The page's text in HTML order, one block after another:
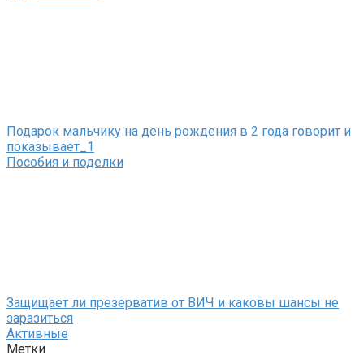
Подарок мальчику на день рождения в 2 года говорит и
показывает_1
Пособия и поделки
Защищает ли презерватив от ВИЧ и каковы шансы не
заразиться
Активные
Метки